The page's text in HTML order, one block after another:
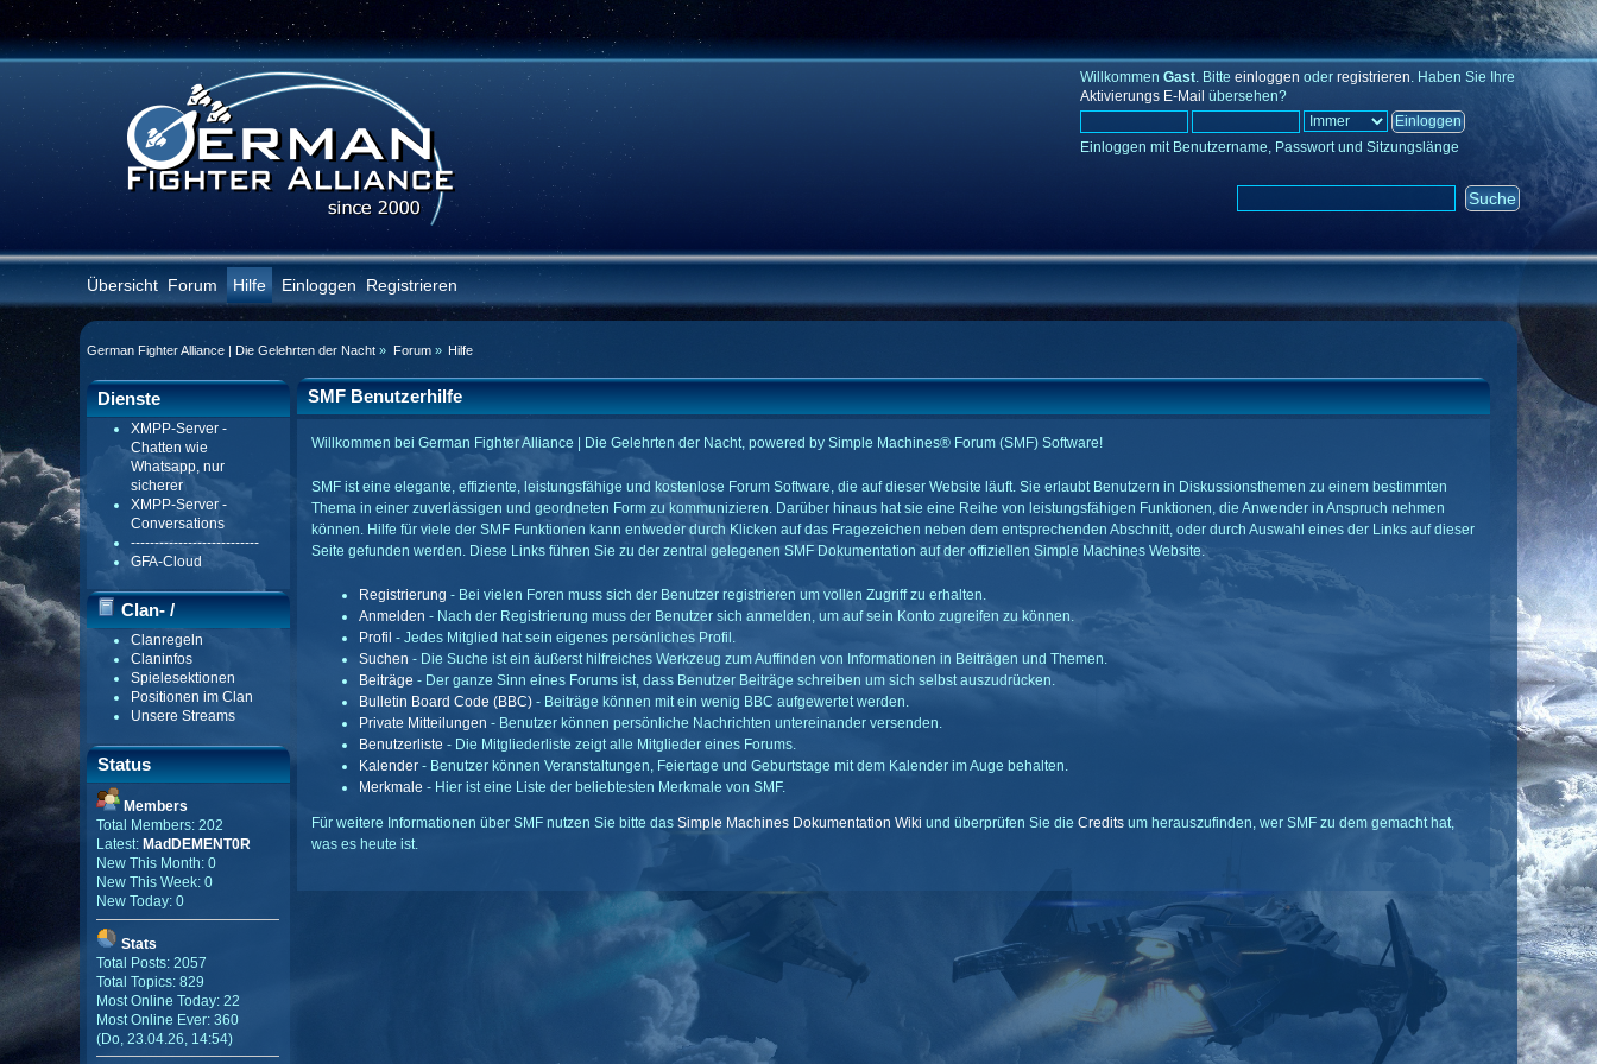
Willkommen Gast. Bitte einloggen oder registrieren. Haben Sie Ihre
Aktivierungs E-Mail übersehen?
Einloggen mit Benutzername, Passwort und Sitzungslänge
Übersicht Forum Hilfe Einloggen Registrieren
German Fighter Alliance | Die Gelehrten der Nacht » Forum» Hilfe
Dienste
XMPP-Server -
Chatten wie
Whatsapp, nur
sicherer
XMPP-Server -
Conversations
---------------------------
GFA-Cloud
Clan- /
Gildenmenü
Clanregeln
Claninfos
Spielesektionen
Positionen im Clan
Unsere Streams
Status
Members
Total Members: 202
Latest: MadDEMENT0R
New This Month: 0
New This Week: 0
New Today: 0
Stats
Total Posts: 2057
Total Topics: 829
Most Online Today: 22
Most Online Ever: 360
(Do, 23.04.26, 14:54)
SMF Benutzerhilfe
Willkommen bei German Fighter Alliance | Die Gelehrten der Nacht, powered by Simple Machines® Forum (SMF) Software!
SMF ist eine elegante, effiziente, leistungsfähige und kostenlose Forum Software, die auf dieser Website läuft. Sie erlaubt Benutzern in Diskussionsthemen zu einem bestimmten
Thema in einer zuverlässigen und geordneten Form zu kommunizieren. Darüber hinaus hat sie eine Reihe von leistungsfähigen Funktionen, die Anwender in Anspruch nehmen
können. Hilfe für viele der SMF Funktionen kann entweder durch Klicken auf das Fragezeichen neben dem entsprechenden Abschnitt, oder durch Auswahl eines der Links auf dieser
Seite gefunden werden. Diese Links führen Sie zu der zentral gelegenen SMF Dokumentation auf der offiziellen Simple Machines Website.
Registrierung - Bei vielen Foren muss sich der Benutzer registrieren um vollen Zugriff zu erhalten.
Anmelden - Nach der Registrierung muss der Benutzer sich anmelden, um auf sein Konto zugreifen zu können.
Profil - Jedes Mitglied hat sein eigenes persönliches Profil.
Suchen - Die Suche ist ein äußerst hilfreiches Werkzeug zum Auffinden von Informationen in Beiträgen und Themen.
Beiträge - Der ganze Sinn eines Forums ist, dass Benutzer Beiträge schreiben um sich selbst auszudrücken.
Bulletin Board Code (BBC)- Beiträge können mit ein wenig BBC aufgewertet werden.
Private Mitteilungen - Benutzer können persönliche Nachrichten untereinander versenden.
Benutzerliste - Die Mitgliederliste zeigt alle Mitglieder eines Forums.
Kalender- Benutzer können Veranstaltungen, Feiertage und Geburtstage mit dem Kalender im Auge behalten.
Merkmale - Hier ist eine Liste der beliebtesten Merkmale von SMF.
Für weitere Informationen über SMF nutzen Sie bitte das Simple Machines Dokumentation Wiki und überprüfen Sie die Creditsum herauszufinden, wer SMF zu dem gemacht hat,
was es heute ist.